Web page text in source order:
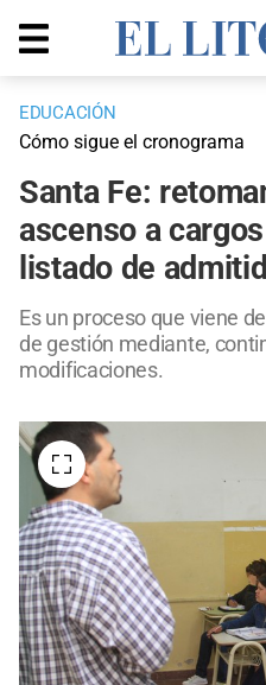
EDUCACIÓN
Cómo sigue el cronograma
Santa Fe:
ascenso a
listado de
Es un proceso que viene
de gestión mediante,
modificaciones.